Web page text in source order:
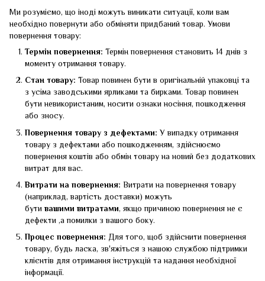
Ми розуміємо, що іноді можуть виникати ситуації, коли вам
необхідно повернути або обміняти придбаний товар. Умови
повернення товару:
Термін повернення: Термін повернення становить 14 днів з
моменту отримання товару.
Стан товару: Товар повинен бути в оригінальній упаковці та
з усіма заводськими ярликами та бирками. Товар повинен
бути невикористаним, носити ознаки носіння, пошкодження
або зносу.
Повернення товару з дефектами:У випадку отримання
товару з дефектами або пошкодженням, здійснюємо
повернення коштів або обмін товару на новий без додаткових
витрат для вас.
Витрати на повернення: Витрати на повернення товару
(наприклад, вартість доставки) можуть
бути вашими витратами, якщо причиною повернення не є
дефекти ,а помилки з вашого боку.
Процес повернення: Для того, щоб здійснити повернення
товару, будь ласка, зв'яжіться з нашою службою підтримки
клієнтів для отримання інструкцій та надання необхідної
інформації.